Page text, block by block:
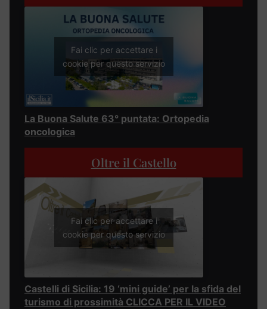
Fai clic per accettare i
cookie per questo servizio
La Buona Salute 63° puntata: Ortopedia
oncologica
Oltre il Castello
Fai clic per accettare i
cookie per questo servizio
Castelli di Sicilia: 19 ‘mini guide’ per la sfida del
turismo di prossimità CLICCA PER IL VIDEO